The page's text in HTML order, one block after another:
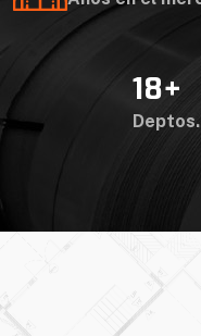
18+